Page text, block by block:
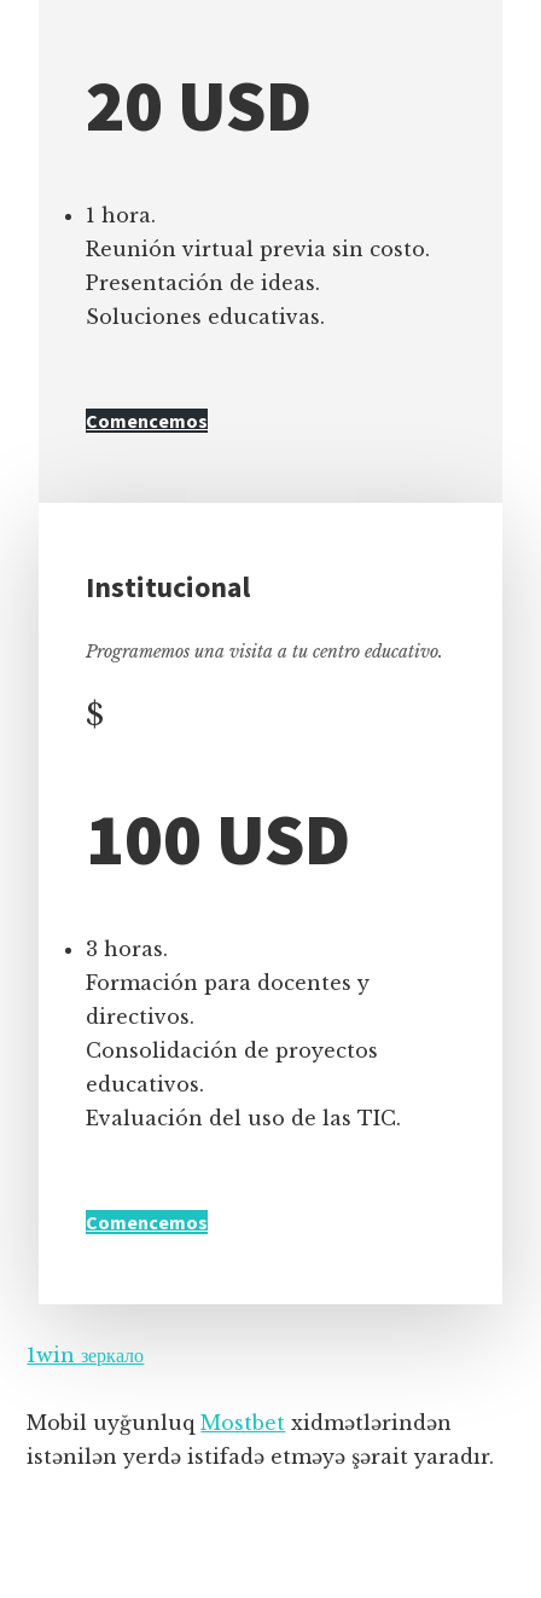
20 USD
1 hora.
Reunión virtual previa sin costo.
Presentación de ideas.
Soluciones educativas.
Comencemos
Institucional
Programemos una visita a tu centro educativo.
$
100 USD
3 horas.
Formación para docentes y
directivos.
Consolidación de proyectos
educativos.
Evaluación del uso de las TIC.
Comencemos
1win зеркало
Mobil uyğunluqMostbet xidmətlərindən
istənilən yerdə istifadə etməyə şərait yaradır.